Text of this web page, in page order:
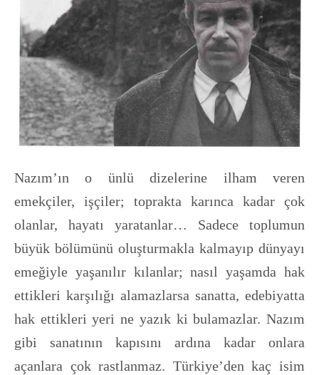
Nazım’ın o ünlü dizelerine ilham veren
emekçiler, işçiler; toprakta karınca kadar çok
olanlar, hayatı yaratanlar… Sadece toplumun
büyük bölümünü oluşturmakla kalmayıp dünyayı
emeğiyle yaşanılır kılanlar; nasıl yaşamda hak
ettikleri karşılığı alamazlarsa sanatta, edebiyatta
hak ettikleri yeri ne yazık ki bulamazlar. Nazım
gibi sanatının kapısını ardına kadar onlara
açanlara çok rastlanmaz. Türkiye’den kaç isim